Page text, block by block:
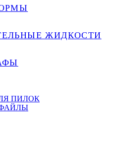
ЖИДКОСТИ
ПИЛОК